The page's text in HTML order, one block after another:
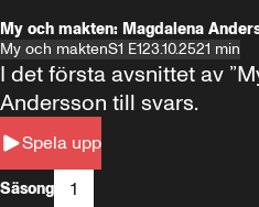
My och makten: Magdalena
My och maktenS1 E123.10.2521 min
Spela upp
I det första avsnittet av
Andersson till svars.
Säsong 1